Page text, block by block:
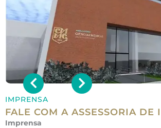
IMPRENSA
FALE COM A ASSESSORIA DE
Imprensa